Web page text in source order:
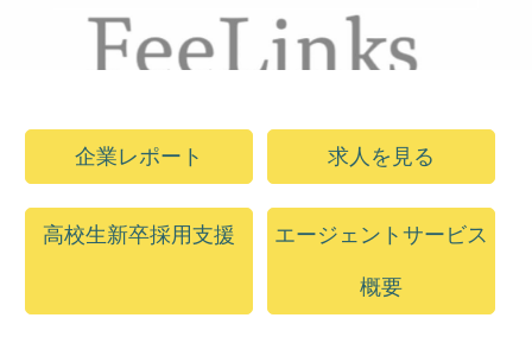
企業レポート 求人を見る
高校生新卒採用支援 エージェントサービス
概要